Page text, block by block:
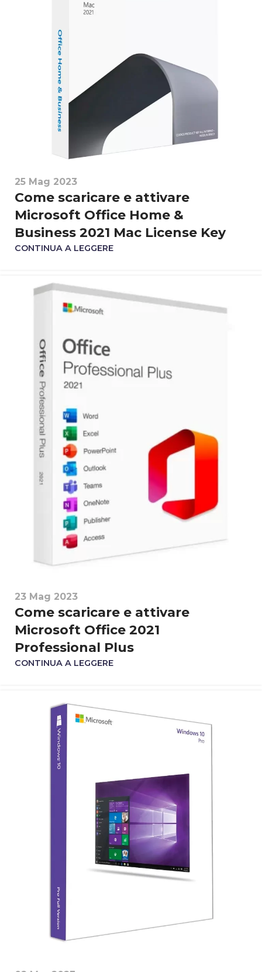
25 Mag 2023
Come scaricare e attivare
Microsoft Office Home &
Business 2021 Mac License Key
CONTINUA A LEGGERE
23 Mag 2023
Come scaricare e attivare
Microsoft Office 2021
Professional Plus
CONTINUA A LEGGERE